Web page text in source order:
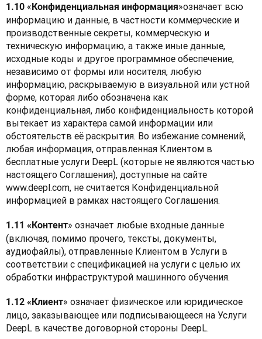
1.10 «Конфиденциальная информация»означает всю
информацию и данные, в частности коммерческие и
производственные секреты, коммерческую и
техническую информацию, а также иные данные,
исходные коды и другое программное обеспечение,
независимо от формы или носителя, любую
информацию, раскрываемую в визуальной или устной
форме, которая либо обозначена как
конфиденциальная, либо конфиденциальность которой
вытекает из характера самой информации или
обстоятельств её раскрытия. Во избежание сомнений,
любая информация, отправленная Клиентом в
бесплатные услуги DeepL (которые не являются частью
настоящего Соглашения), доступные на сайте
www.deepl.com, не считается Конфиденциальной
информацией в рамках настоящего Соглашения.
1.11 «Контент» означает любые входные данные
(включая, помимо прочего, тексты, документы,
аудиофайлы), отправленные Клиентом в Услуги в
соответствии с спецификацией на услуги с целью их
обработки инфраструктурой машинного обучения.
1.12 «Клиент» означает физическое или юридическое
лицо, заказывающее или подписывающееся на Услуги
DeepL в качестве договорной стороны DeepL.